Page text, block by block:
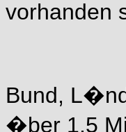
vorhanden
Bund,
�ber 1,5